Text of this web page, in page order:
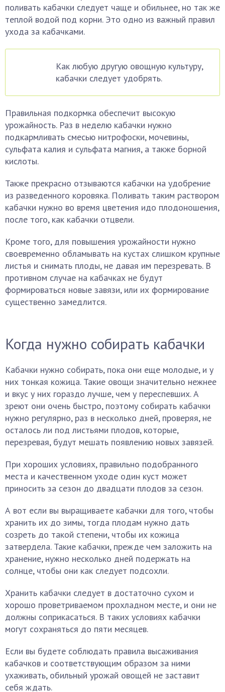
поливать кабачки следует чаще и обильнее, но так же
теплой водой под корни. Это одно из важный правил
ухода за кабачками.
Как любую другую овощную культуру,
кабачки следует удобрять.
Правильная подкормка обеспечит высокую
урожайность. Раз в неделю кабачки нужно
подкармливать смесью нитрофоски, мочевины,
сульфата калия и сульфата магния, а также борной
кислоты.
Также прекрасно отзываются кабачки на удобрение
из разведенного коровяка. Поливать таким раствором
кабачки нужно во время цветения идо плодоношения,
после того, как кабачки отцвели.
Кроме того, для повышения урожайности нужно
своевременно обламывать на кустах слишком крупные
листья и снимать плоды, не давая им перезревать. В
противном случае на кабачках не будут
формироваться новые завязи, или их формирование
существенно замедлится.
Когда нужно собирать кабачки
Кабачки нужно собирать, пока они еще молодые, и у
них тонкая кожица. Такие овощи значительно нежнее
и вкус у них гораздо лучше, чем у переспевших. А
зреют они очень быстро, поэтому собирать кабачки
нужно регулярно, раз в несколько дней, проверяя, не
осталось ли под листьями плодов, которые,
перезревая, будут мешать появлению новых завязей.
При хороших условиях, правильно подобранного
места и качественном уходе один куст может
приносить за сезон до двадцати плодов за сезон.
А вот если вы выращиваете кабачки для того, чтобы
хранить их до зимы, тогда плодам нужно дать
созреть до такой степени, чтобы их кожица
затвердела. Такие кабачки, прежде чем заложить на
хранение, нужно несколько дней подержать на
солнце, чтобы они как следует подсохли.
Хранить кабачки следует в достаточно сухом и
хорошо проветриваемом прохладном месте, и они не
должны соприкасаться. В таких условиях кабачки
могут сохраняться до пяти месяцев.
Если вы будете соблюдать правила высаживания
кабачков и соответствующим образом за ними
ухаживать, обильный урожай овощей не заставит
себя ждать.